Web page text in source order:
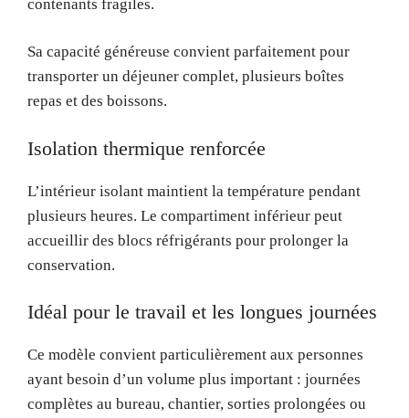
contenants fragiles.
Sa capacité généreuse convient parfaitement pour
transporter un déjeuner complet, plusieurs boîtes
repas et des boissons.
Isolation thermique renforcée
L’intérieur isolant maintient la température pendant
plusieurs heures. Le compartiment inférieur peut
accueillir des blocs réfrigérants pour prolonger la
conservation.
Idéal pour le travail et les longues journées
Ce modèle convient particulièrement aux personnes
ayant besoin d’un volume plus important : journées
complètes au bureau, chantier, sorties prolongées ou